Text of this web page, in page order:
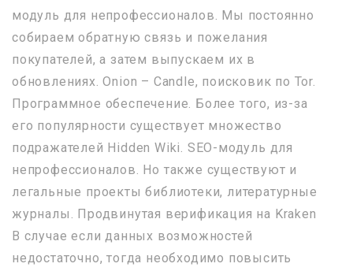
модуль для непрофессионалов. Мы постоянно
собираем обратную связь и пожелания
покупателей, а затем выпускаем их в
обновлениях. Onion – Candle, поисковик по Tor.
Программное обеспечение. Более того, из-за
его популярности существует множество
подражателей Hidden Wiki. SEO-модуль для
непрофессионалов. Но также существуют и
легальные проекты библиотеки, литературные
журналы. Продвинутая верификация на Kraken
В случае если данных возможностей
недостаточно, тогда необходимо повысить